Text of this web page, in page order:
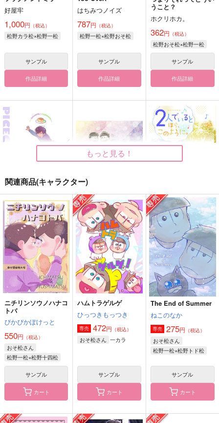
好屋牢
1,000円 （税込）
松野カラ松×松野一松
サンプル
作品詳細
はちみつノイズ
787円 （税込）
松野一松×松野おそ松
サンプル
作品詳細
うこと？
ホクリホカ。
362円 （税込）
松野おそ松×松野一松
サンプル
作品詳細
PIECE OF CAKE
キナコロンド
787円 （税込）
松野一松×松野チョロ松
サンプル
作品詳細
あの頃の俺たちは
はちみつノイズ
787円（税込）
松野一松×松野おそ松
サンプル
作品詳細
２人でいるとほら、こ
のように。
コイノボルコイ
739円（税込）
松野カラ松×松野十四松
サンプル
作品詳細
キラキラの夏をキミに
ルールとルーティン
目が逢う瞬間にはもう
もっと見る！
関連商品(キャラクター)
ニチリンソウノハナコ
トバ
ぴかぴかぽけっと
550円 （税込）
おそ松さん
松野一松×松野十四松
サンプル
カート
ハムトラゲルゲ
ひっつきもっつき
専売 472円 （税込）
おそ松さん 一カラ
サンプル
カート
The End of Summer
ねこのなか
専売 275円 （税込）
おそ松さん
松野一松×松野トド松
サンプル
カート